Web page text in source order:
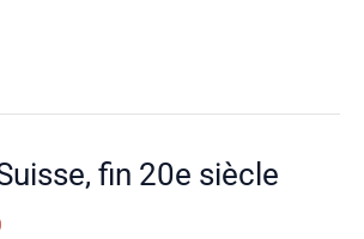
fin 20e siècle